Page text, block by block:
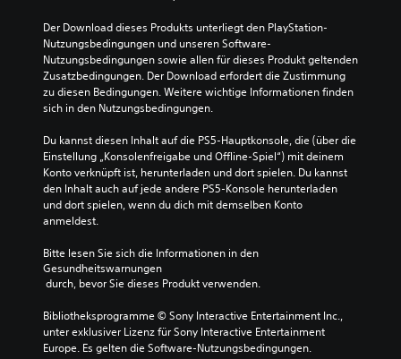
Der Download dieses Produkts unterliegt den PlayStation-
Nutzungsbedingungen und unseren Software-
Nutzungsbedingungen sowie allen für dieses Produkt geltenden
Zusatzbedingungen. Der Download erfordert die Zustimmung
zu diesen Bedingungen. Weitere wichtige Informationen finden
sich in den Nutzungsbedingungen.
Du kannst diesen Inhalt auf die PS5-Hauptkonsole, die (über die
Einstellung „Konsolenfreigabe und Offline-Spiel“) mit deinem
Konto verknüpft ist, herunterladen und dort spielen. Du kannst
den Inhalt auch auf jede andere PS5-Konsole herunterladen
und dort spielen, wenn du dich mit demselben Konto
anmeldest.
Bitte lesen Sie sich die Informationen in den
Gesundheitswarnungen
durch, bevor Sie dieses Produkt verwenden.
Bibliotheksprogramme © Sony Interactive Entertainment Inc.,
unter exklusiver Lizenz für Sony Interactive Entertainment
Europe. Es gelten die Software-Nutzungsbedingungen.